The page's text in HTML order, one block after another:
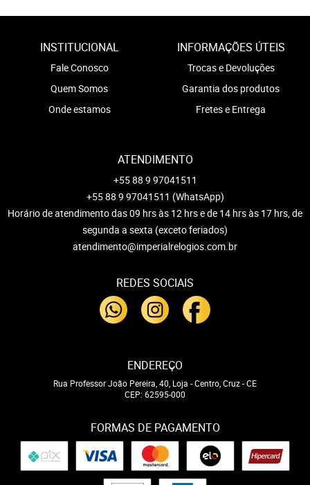
INSTITUCIONAL
Fale Conosco
Quem Somos
Onde estamos
INFORMAÇÕES ÚTEIS
Trocas e Devoluções
Garantia dos produtos
Fretes e Entrega
ATENDIMENTO
+55 88 9 97041511
+55 88 9 97041511 (WhatsApp)
Horário de atendimento das 09 hrs às 12 hrs e de 14 hrs às 17 hrs, de
segunda a sexta (exceto feriados)
atendimento@imperialrelogios.com.br
REDES SOCIAIS
ENDEREÇO
Rua Professor João Pereira, 40, Loja -Centro, Cruz-CE
CEP: 62595-000
FORMAS DE PAGAMENTO